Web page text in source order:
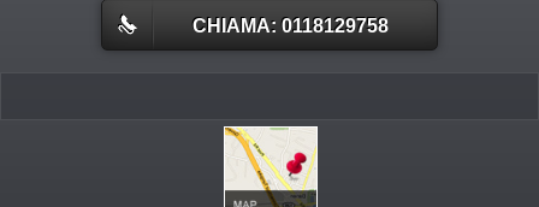
CHIAMA: 0118129758